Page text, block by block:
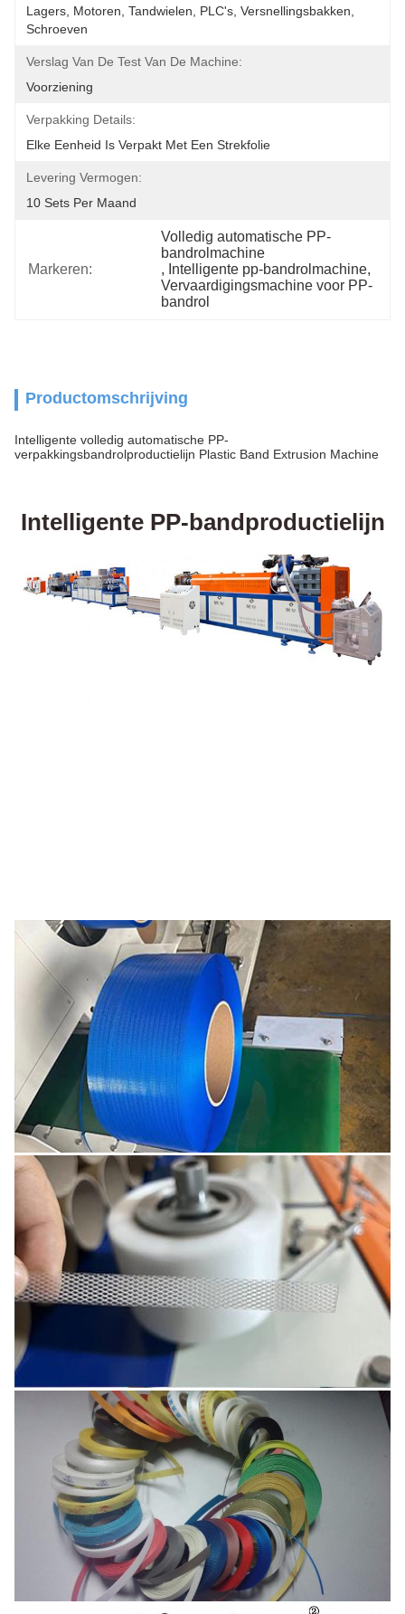
Lagers, Motoren, Tandwielen, PLC's, Versnellingsbakken,
Schroeven
Verslag Van De Test Van De Machine:
Voorziening
Verpakking Details:
Elke Eenheid Is Verpakt Met Een Strekfolie
Levering Vermogen:
10 Sets Per Maand
Markeren:
Volledig automatische PP-
bandrolmachine
, Intelligente pp-bandrolmachine,
Vervaardigingsmachine voor PP-
bandrol
Productomschrijving
Intelligente volledig automatische PP-
verpakkingsbandrolproductielijn Plastic Band Extrusion Machine
Intelligente PP-bandproductielijn